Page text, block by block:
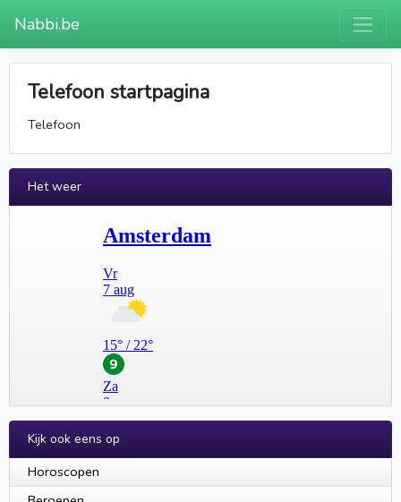
Nabbi.be
Telefoon startpagina
Telefoon
Het weer
Kijk ook eens op
Horoscopen